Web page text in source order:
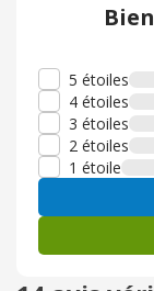
Bien
5 étoiles
4 étoiles
3 étoiles
2 étoiles
1 étoile